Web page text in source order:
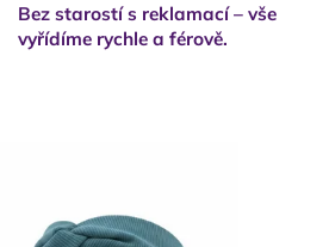
Bez starostí s reklamací – vše
vyřídíme rychle a férově.